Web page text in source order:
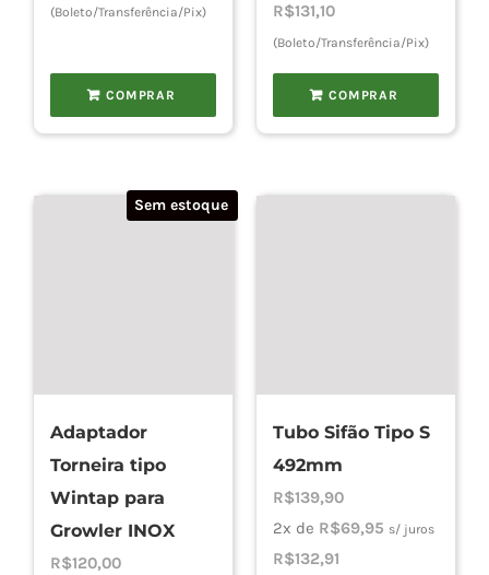
(Boleto/Transferência/Pix)
COMPRAR
R$131,10
(Boleto/Transferência/Pix)
COMPRAR
Sem estoque
Adaptador
Torneira tipo
Wintap para
Growler INOX
R$120,00
Tubo Sifão Tipo S
492mm
R$139,90
2x de R$69,95 s/ juros
R$132,91